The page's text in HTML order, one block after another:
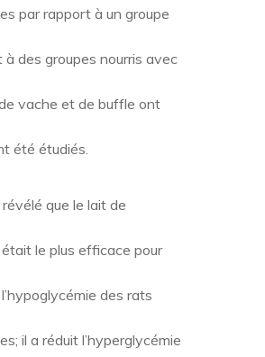
par rapport à un groupe
à des groupes nourris avec
vache et de buffle ont
été étudiés.
révélé que le lait de
le plus efficace pour
des rats
il a réduit l’hyperglycémie